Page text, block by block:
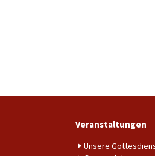
Veranstaltungen
Unsere